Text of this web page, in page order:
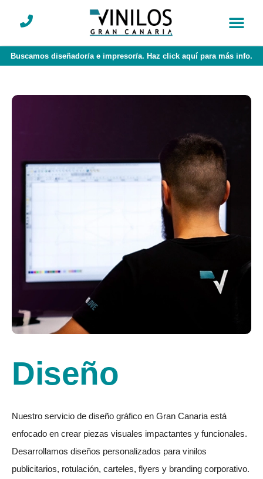
Buscamos diseñador/a e impresor/a. Haz click aquí para más info.
Diseño
Nuestro servicio de diseño gráfico en Gran Canaria está
enfocado en crear piezas visuales impactantes y funcionales.
Desarrollamos diseños personalizados para vinilos
publicitarios, rotulación, carteles, flyers y branding corporativo.